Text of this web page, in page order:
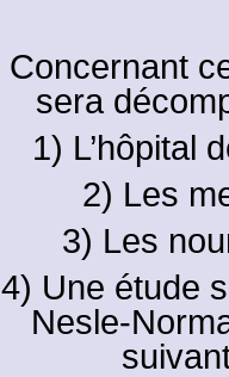
Concernant
sera
1) L’hôpital
2) Les
3) Les
4) Une étude
Nesle-